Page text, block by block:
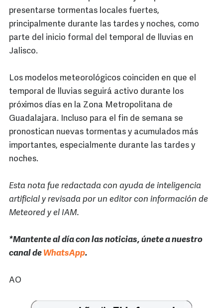
presentarse tormentas locales fuertes,
principalmente durante las tardes y noches, como
parte del inicio formal del temporal de lluvias en
Jalisco.
Los modelos meteorológicos coinciden en que el
temporal de lluvias seguirá activo durante los
próximos días en la Zona Metropolitana de
Guadalajara. Incluso para el fin de semana se
pronostican nuevas tormentas y acumulados más
importantes, especialmente durante las tardes y
noches.
Esta nota fue redactada con ayuda de inteligencia
artificial y revisada por un editor con información de
Meteored y el IAM.
*Mantente al día con las noticias, únete a nuestro
canal de WhatsApp.
AO